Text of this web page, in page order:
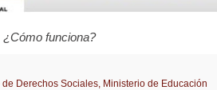
funciona?
de Derechos Sociales, Ministerio de Educación